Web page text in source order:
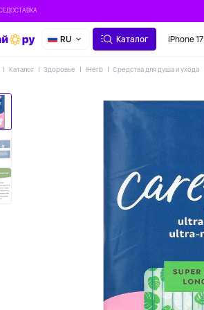
ДОСТАВКА
RU Каталог iPhone
Каталог Здоровье IHerb Средства для душа и ухода